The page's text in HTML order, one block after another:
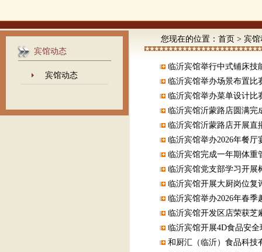
宾馆动态
宾馆动态
您现在的位置： 首页 > 宾馆
临沂宾馆举行中式铺床技
临沂宾馆举办场景布置比
临沂宾馆举办菜单设计比
临沂宾馆沂蒙路店圆满完
临沂宾馆沂蒙路店开展直
临沂宾馆举办2026年餐厅
临沂宾馆完成一年期体重
临沂宾馆党支部学习开展
临沂宾馆开展大厨岗位复
临沂宾馆举办2026年春季
临沂宾馆开发区店荣获芝
临沂宾馆开展4D食品安
和厨汇（临沂）食品科技